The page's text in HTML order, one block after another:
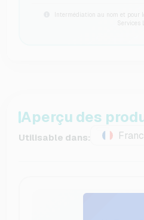
Intermédiation au nom et pour
Services
Aperçu des
Utilisable dans: